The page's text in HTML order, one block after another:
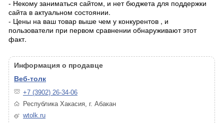
- Некому заниматься сайтом, и нет бюджета для поддержки
сайта в актуальном состоянии.
- Цены на ваш товар выше чем у конкурентов , и
пользователи при первом сравнении обнаруживают этот
факт.
Информация о продавце
Веб-толк
+7 (3902) 26-34-06
Республика Хакасия, г. Абакан
wtolk.ru